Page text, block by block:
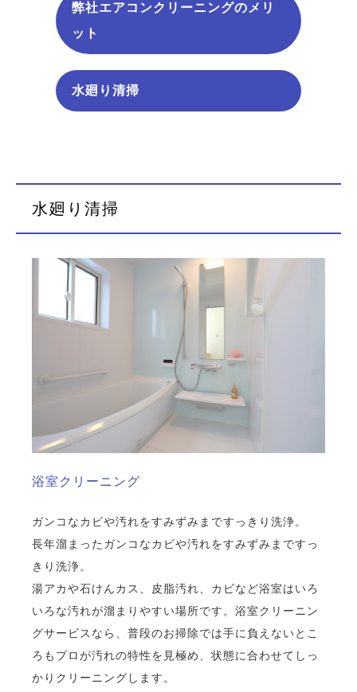
弊社エアコンクリーニングのメリ
ット
水廻り清掃
水廻り清掃
浴室クリーニング
ガンコなカビや汚れをすみずみまですっきり洗浄。
長年溜まったガンコなカビや汚れをすみずみまですっ
きり洗浄。
湯アカや石けんカス、皮脂汚れ、カビなど浴室はいろ
いろな汚れが溜まりやすい場所です。浴室クリーニン
グサービスなら、普段のお掃除では手に負えないとこ
ろもプロが汚れの特性を見極め、状態に合わせてしっ
かりクリーニングします。